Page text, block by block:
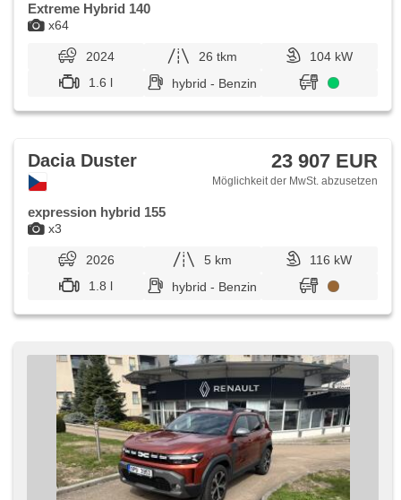
x64
Extreme Hybrid 140
2024 26 tkm
104 kW
1.6 l
hybrid - Benzin
x3
Dacia Duster 23 907 EUR
Möglichkeit der MwSt. abzusetzen
expression hybrid 155
2026 5 km
116 kW
1.8 l
hybrid - Benzin